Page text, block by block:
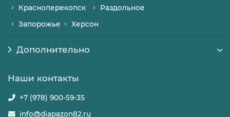
Красноперекопск
Раздольное
Запорожье
Херсон
Дополнительно
Наши контакты
+7 (978) 900-59-35
info@diapazon82.ru